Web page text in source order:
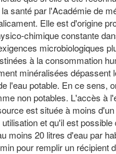
santé par l'Académie de
Elle est d'origine
chimique constante
microbiologiques
à la consommation
minéralisées dépassent
l'eau potable. En ce sens,
non potables. L'accès à
est située à moins
et qu'il est possible
moins 20 litres d'eau par
pour remplir un récipient